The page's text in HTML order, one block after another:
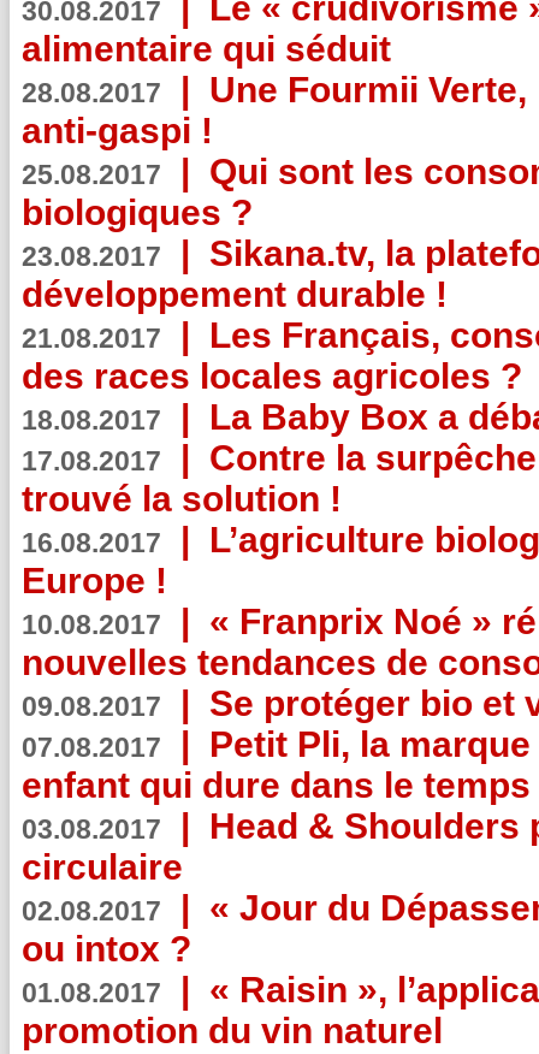
30.08.2017
alimentaire qui séduit
28.08.2017 | Une Fourmii
anti-gaspi !
25.08.2017 | Qui sont les
biologiques ?
23.08.2017 | Sikana.tv, la
développement durable !
21.08.2017 | Les Français,
des races locales agricoles ?
18.08.2017 | La Baby Box a
17.08.2017 | Contre la
trouvé la solution !
16.08.2017 | L’agriculture
Europe !
10.08.2017 | « Franprix Noé »
nouvelles tendances de
09.08.2017 | Se protéger bio et
07.08.2017 | Petit Pli, la
enfant qui dure dans le temps
03.08.2017 | Head & Shoulders
circulaire
02.08.2017 | « Jour du
ou intox ?
01.08.2017 | « Raisin »,
promotion du vin naturel